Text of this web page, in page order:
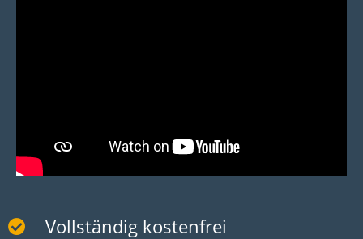
Vollständig kostenfrei